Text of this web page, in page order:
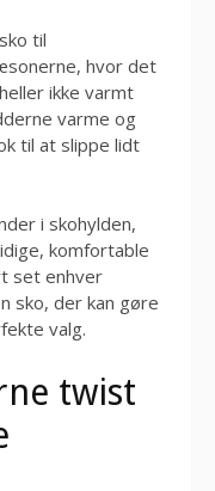
til
hvor det
ikke varmt
varme og
til at slippe lidt
i skohylden,
komfortable
set enhver
sko, der kan gøre
valg.
twist